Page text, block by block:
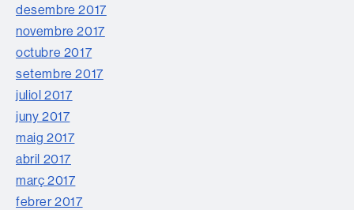
desembre 2017
novembre 2017
octubre 2017
setembre 2017
juliol 2017
juny 2017
maig 2017
abril 2017
març 2017
febrer 2017